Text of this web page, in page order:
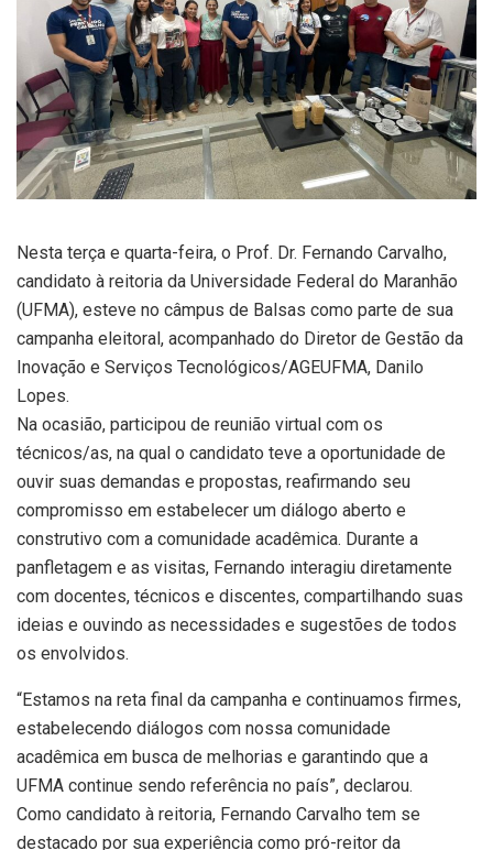
Nesta terça e quarta-feira, o Prof. Dr. Fernando Carvalho,
candidato à reitoria da Universidade Federal do Maranhão
(UFMA), esteve no câmpus de Balsas como parte de sua
campanha eleitoral, acompanhado do Diretor de Gestão da
Inovação e Serviços Tecnológicos/AGEUFMA, Danilo
Lopes.
Na ocasião, participou de reunião virtual com os
técnicos/as, na qual o candidato teve a oportunidade de
ouvir suas demandas e propostas, reafirmando seu
compromisso em estabelecer um diálogo aberto e
construtivo com a comunidade acadêmica. Durante a
panfletagem e as visitas, Fernando interagiu diretamente
com docentes, técnicos e discentes, compartilhando suas
ideias e ouvindo as necessidades e sugestões de todos
os envolvidos.
“Estamos na reta final da campanha e continuamos firmes,
estabelecendo diálogos com nossa comunidade
acadêmica em busca de melhorias e garantindo que a
UFMA continue sendo referência no país”, declarou.
Como candidato à reitoria, Fernando Carvalho tem se
destacado por sua experiência como pró-reitor da